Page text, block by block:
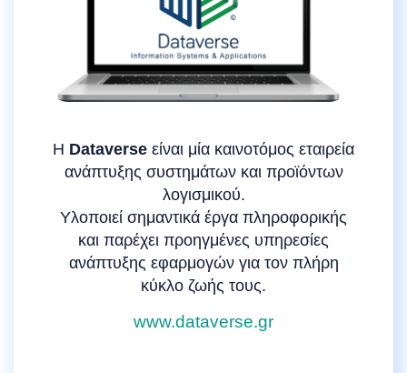
Η Dataverse είναι μία καινοτόμος εταιρεία
ανάπτυξης συστημάτων και προϊόντων
λογισμικού.
Υλοποιεί σημαντικά έργα πληροφορικής
και παρέχει προηγμένες υπηρεσίες
ανάπτυξης εφαρμογών για τον πλήρη
κύκλο ζωής τους.
www.dataverse.gr